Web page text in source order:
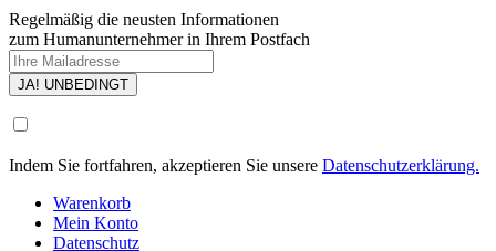
Regelmäßig die neusten Informationen
zum Humanunternehmer in Ihrem Postfach
Indem Sie fortfahren, akzeptieren Sie unsere Datenschutzerklärung.
Warenkorb
Mein Konto
Datenschutz